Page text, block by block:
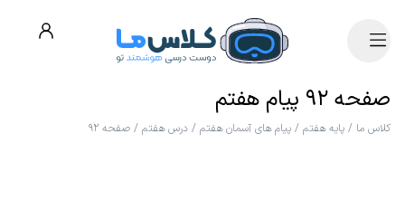
صفحه ۹۲ پیام هفتم
کلاس ما / پایه هفتم / پیام های آسمان هفتم / درس هفتم / صفحه ۹۲